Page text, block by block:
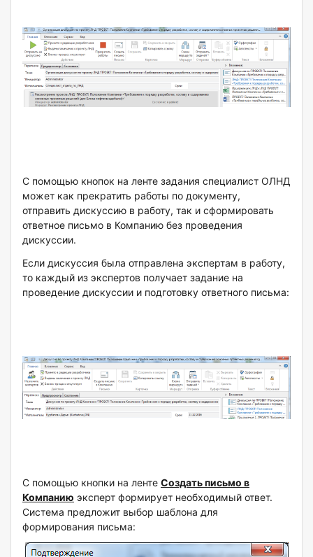
С помощью кнопок на ленте задания специалист ОЛНД
может как прекратить работы по документу,
отправить дискуссию в работу, так и сформировать
ответное письмо в Компанию без проведения
дискуссии.
Если дискуссия была отправлена экспертам в работу,
то каждый из экспертов получает задание на
проведение дискуссии и подготовку ответного письма:
С помощью кнопки на ленте Создать письмо в
Компанию эксперт формирует необходимый ответ.
Система предложит выбор шаблона для
формирования письма: